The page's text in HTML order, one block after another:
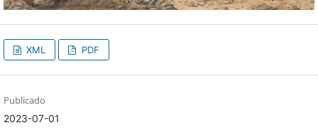
XML PDF
Publicado
2023-07-01